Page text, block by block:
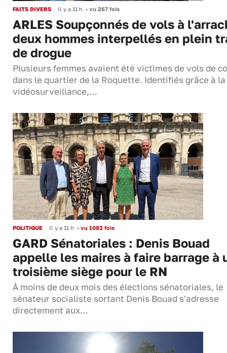
FAITS DIVERS Il y a 11 h • vu 267 fois
ARLES Soupçonnés de vols à
deux hommes interpellés en plein
de drogue
Plusieurs femmes avaient été victimes de vols de
dans le quartier de la Roquette. Identifiés grâce à la
vidéosurveillance,…
POLITIQUE Il y a 11 h • vu 1083 fois
GARD Sénatoriales : Denis Bouad
appelle les maires à faire barrage à
troisième siège pour le RN
À moins de deux mois des élections sénatoriales, le
sénateur socialiste sortant Denis Bouad s'adresse
directement aux…